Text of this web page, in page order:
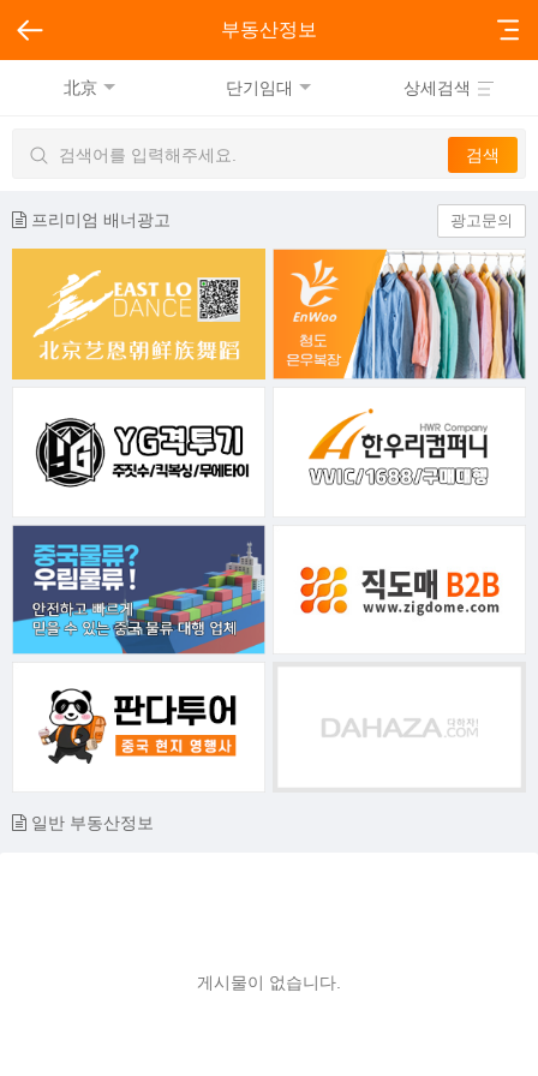
부동산정보
北京 단기임대 상세검색
프리미엄 배너광고 광고문의
일반 부동산정보
게시물이 없습니다.